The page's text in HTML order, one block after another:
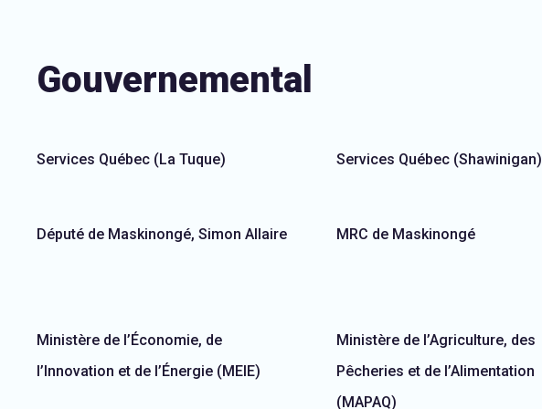
Gouvernemental
Services Québec (La Tuque) Services Québec (Shawinigan)
Député de Maskinongé, Simon Allaire MRC de Maskinongé
Ministère de l’Économie, de
l’Innovation et de l’Énergie (MEIE)
Ministère de l’Agriculture, des
Pêcheries et de l’Alimentation
(MAPAQ)